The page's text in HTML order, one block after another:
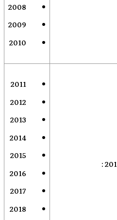
2008
2009
2010
:
2011
2012
2013
2014
2015
2016
2017
2018